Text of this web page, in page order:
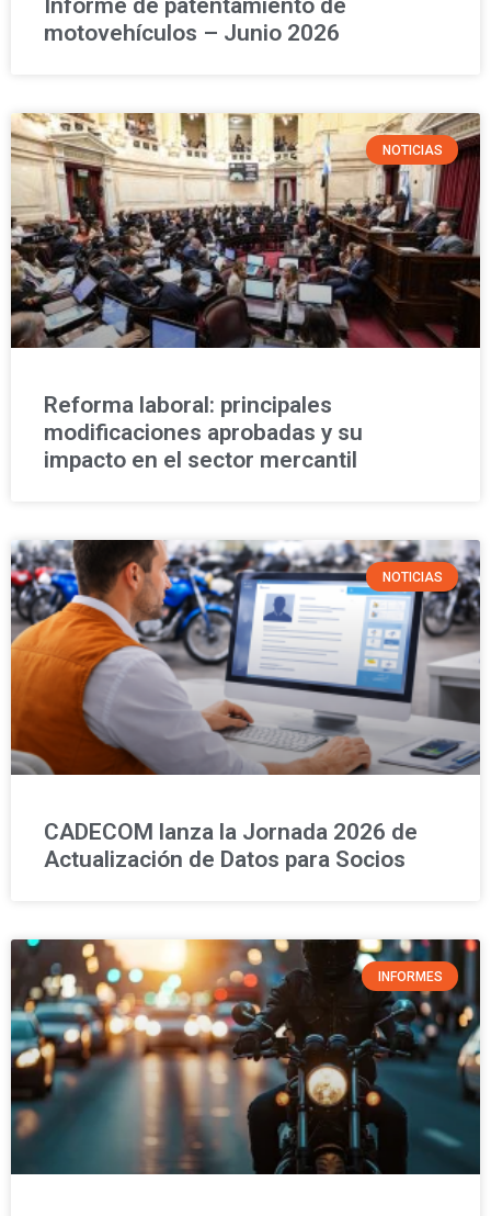
Informe de patentamiento de
motovehículos – Junio 2026
NOTICIAS
Reforma laboral: principales
modificaciones aprobadas y su
impacto en el sector mercantil
NOTICIAS
CADECOM lanza la Jornada 2026 de
Actualización de Datos para Socios
INFORMES